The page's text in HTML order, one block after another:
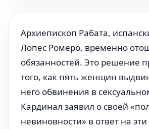
Архиепископ Рабата,
Лопес Ромеро, временно
обязанностей. Это решение
того, как пять женщин
него обвинения в
Кардинал заявил о своей
невиновности» в ответ на эти